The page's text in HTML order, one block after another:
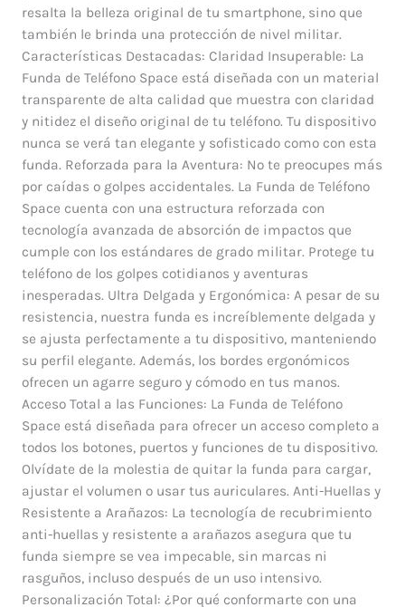
resalta la belleza original de tu smartphone, sino que
también le brinda una protección de nivel militar.
Características Destacadas: Claridad Insuperable: La
Funda de Teléfono Space está diseñada con un material
transparente de alta calidad que muestra con claridad
y nitidez el diseño original de tu teléfono. Tu dispositivo
nunca se verá tan elegante y sofisticado como con esta
funda. Reforzada para la Aventura: No te preocupes más
por caídas o golpes accidentales. La Funda de Teléfono
Space cuenta con una estructura reforzada con
tecnología avanzada de absorción de impactos que
cumple con los estándares de grado militar. Protege tu
teléfono de los golpes cotidianos y aventuras
inesperadas. Ultra Delgada y Ergonómica: A pesar de su
resistencia, nuestra funda es increíblemente delgada y
se ajusta perfectamente a tu dispositivo, manteniendo
su perfil elegante. Además, los bordes ergonómicos
ofrecen un agarre seguro y cómodo en tus manos.
Acceso Total a las Funciones: La Funda de Teléfono
Space está diseñada para ofrecer un acceso completo a
todos los botones, puertos y funciones de tu dispositivo.
Olvídate de la molestia de quitar la funda para cargar,
ajustar el volumen o usar tus auriculares. Anti-Huellas y
Resistente a Arañazos: La tecnología de recubrimiento
anti-huellas y resistente a arañazos asegura que tu
funda siempre se vea impecable, sin marcas ni
rasguños, incluso después de un uso intensivo.
Personalización Total: ¿Por qué conformarte con una